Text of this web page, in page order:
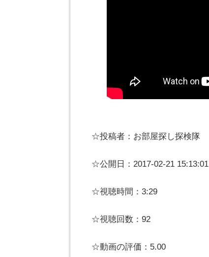
☆投稿者：お部屋探し探検隊
☆公開日：2017-02-21 15:13:01
☆視聴時間：3:29
☆視聴回数：92
☆動画の評価：5.00